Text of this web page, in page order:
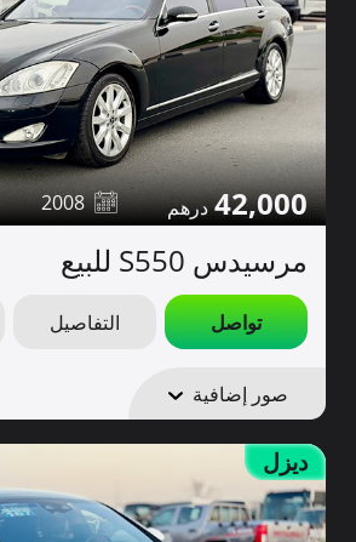
42,000
2008
مرسيدس S550 للبيع
تواصل التفاصيل
صور إضافية
ديزل